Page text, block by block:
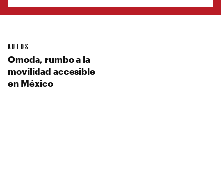
AUTOS
Omoda, rumbo a la
movilidad accesible
en México